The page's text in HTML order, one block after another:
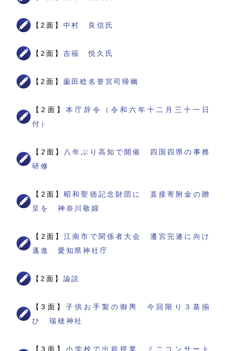
【2面】 中村 良信氏
【2面】 吉福 悦久氏
【2面】 薗田稔名誉宮司帰幽
【2面】 本庁辞令（令和六年十二月三十一日
付）
【2面】
八年ぶり高知で開催 四国四県の事務
研修
【2面】 昭和聖徳記念財団に 直接寄附金の贈
呈を 神奈川敬婦
【2面】江南市で関係者大会 遷宮完遂に向け
邁進 愛知県神社庁
【2面】 論説
【3面】 子供お手製の御輿 今回限り３基揃
ひ 瑞穂神社
【3面】 小学校で出前授業 ミニコンサート